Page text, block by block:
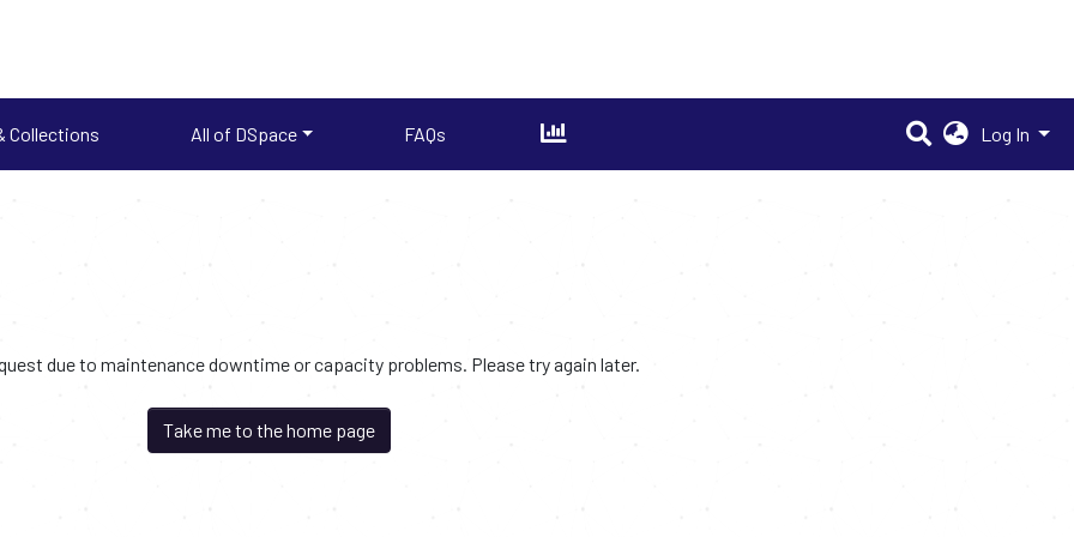
Collections All of DSpace FAQs Log In
due to maintenance downtime or capacity problems. Please try again later.
Take me to the home page